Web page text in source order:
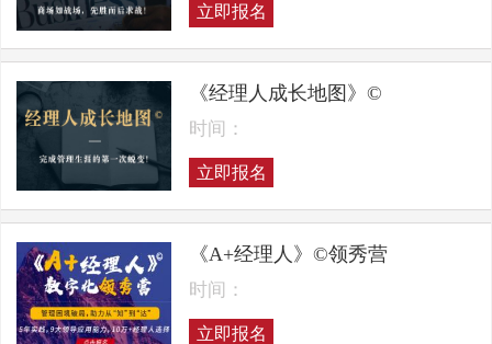
立即报名
《经理人成长地图》©
时间：
立即报名
《A+经理人》©领秀营
时间：
立即报名